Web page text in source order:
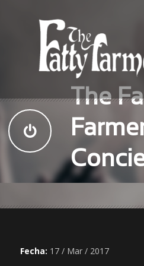
The
Fecha: 17 / Mar / 2017